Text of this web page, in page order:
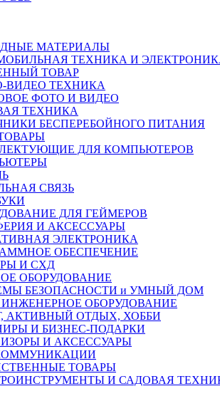
МАТЕРИАЛЫ
ТЕХНИКА И
ТОВАР
ВИДЕО ТЕХНИКА
ФОТО И ВИДЕО
ТЕХНИКА
БЕСПЕРЕБОЙНОГО ПИТАНИЯ
ДЛЯ КОМПЬЮТЕРОВ
СВЯЗЬ
ДЛЯ ГЕЙМЕРОВ
И АКСЕССУАРЫ
ЭЛЕКТРОНИКА
ОБЕСПЕЧЕНИЕ
И СХД
ОБОРУДОВАНИЕ
БЕЗОПАСНОСТИ и УМНЫЙ ДОМ
ОБОРУДОВАНИЕ
АКТИВНЫЙ ОТДЫХ, ХОББИ
И БИЗНЕС-ПОДАРКИ
И АКСЕССУАРЫ
ТОВАРЫ
И САДОВАЯ